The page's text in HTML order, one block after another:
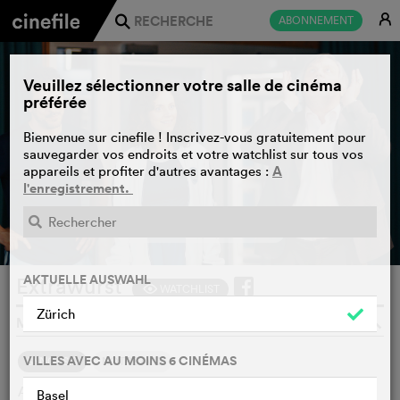
ABONNEMENT E
j
Extrawurst
MARCUS H. ROSENMÜLLER, ALLEMAGNE, 2026
SYNOPSIS NOTRE AVIS
At a tennis club in rural Germany, preparations for the
Veuillez sélectionner votre salle de cinéma
préférée
Bienvenue sur cinefile ! Inscrivez-vous gratuitement pour
sauvegarder vos endroits et votre watchlist sur tous vos
appareils et profiter d'autres avantages : A
l'enregistrement.
AKTUELLE AUSWAHL
Zürich
VILLES AVEC AU MOINS 6 CINÉMAS
Basel